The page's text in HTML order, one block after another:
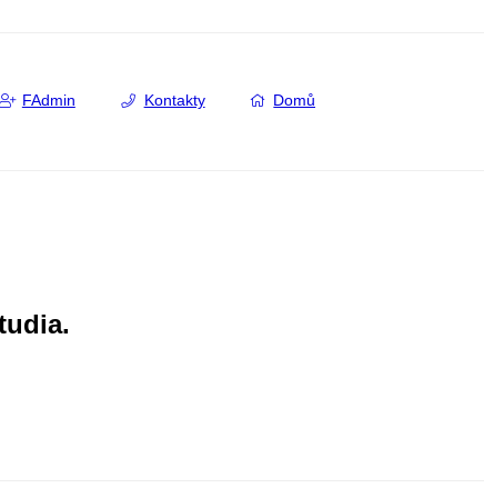
FAdmin Kontakty Domů